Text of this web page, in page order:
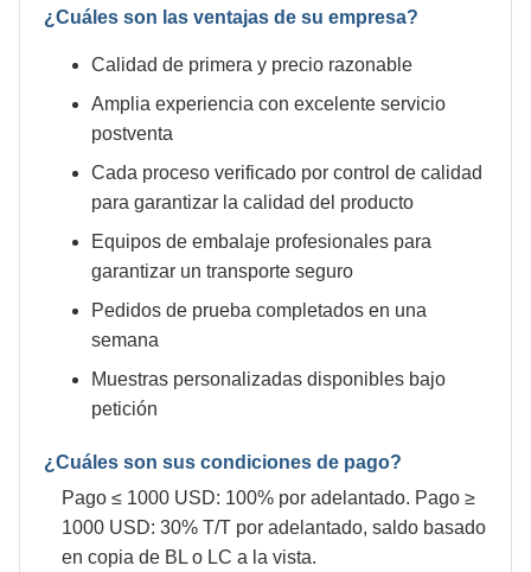
¿Cuáles son las ventajas de su empresa?
Calidad de primera y precio razonable
Amplia experiencia con excelente servicio
postventa
Cada proceso verificado por control de calidad
para garantizar la calidad del producto
Equipos de embalaje profesionales para
garantizar un transporte seguro
Pedidos de prueba completados en una
semana
Muestras personalizadas disponibles bajo
petición
¿Cuáles son sus condiciones de pago?
Pago ≤ 1000 USD: 100% por adelantado. Pago ≥
1000 USD: 30% T/T por adelantado, saldo basado
en copia de BL o LC a la vista.